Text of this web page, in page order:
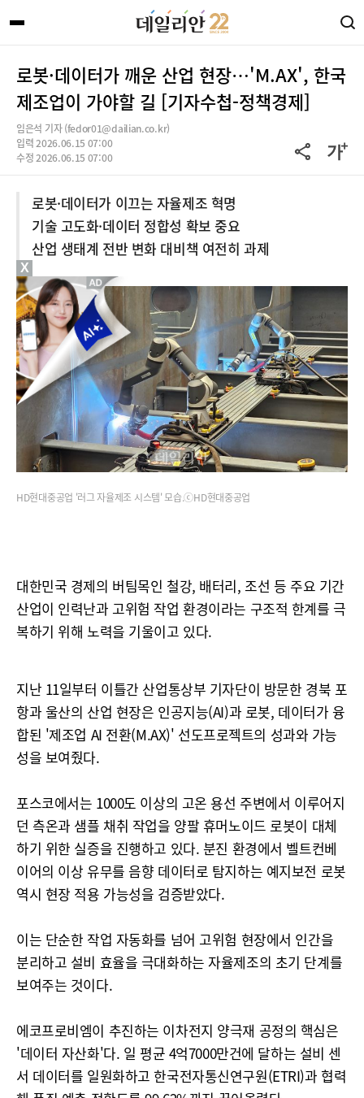
로봇·데이터가 깨운 산업 현장…'M.AX', 한국
제조업이 가야할 길 [기자수첩-정책경제]
임은석 기자 (fedor01@dailian.co.kr)
입력 2026.06.15 07:00
수정 2026.06.15 07:00
로봇·데이터가 이끄는 자율제조 혁명
기술 고도화·데이터 정합성 확보 중요
산업 생태계 전반 변화 대비책 여전히 과제
HD현대중공업 '러그 자율제조 시스템' 모습.ⓒHD현대중공업
대한민국 경제의 버팀목인 철강, 배터리, 조선 등 주요 기간
산업이 인력난과 고위험 작업 환경이라는 구조적 한계를 극
복하기 위해 노력을 기울이고 있다.
지난 11일부터 이틀간 산업통상부 기자단이 방문한 경북 포
항과 울산의 산업 현장은 인공지능(AI)과 로봇, 데이터가 융
합된 '제조업 AI 전환(M.AX)' 선도프로젝트의 성과와 가능
성을 보여줬다.
포스코에서는 1000도 이상의 고온 용선 주변에서 이루어지
던 측온과 샘플 채취 작업을 양팔 휴머노이드 로봇이 대체
하기 위한 실증을 진행하고 있다. 분진 환경에서 벨트컨베
이어의 이상 유무를 음향 데이터로 탐지하는 예지보전 로봇
역시 현장 적용 가능성을 검증받았다.
이는 단순한 작업 자동화를 넘어 고위험 현장에서 인간을
분리하고 설비 효율을 극대화하는 자율제조의 초기 단계를
보여주는 것이다.
에코프로비엠이 추진하는 이차전지 양극재 공정의 핵심은
'데이터 자산화'다. 일 평균 4억7000만건에 달하는 설비 센
서 데이터를 일원화하고 한국전자통신연구원(ETRI)과 협력
X